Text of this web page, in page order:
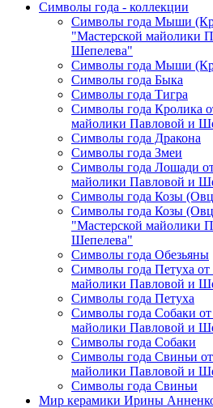
Символы года - коллекции
Символы года Мыши
"Мастерской майолики
Шепелева"
Символы года Мыши
Символы года Быка
Символы года Тигра
Символы года Кролика
майолики Павловой и
Символы года Дракона
Символы года Змеи
Символы года Лошади
майолики Павловой и
Символы года Козы
Символы года Козы
"Мастерской майолики
Шепелева"
Символы года Обезьяны
Символы года Петуха от
майолики Павловой и
Символы года Петуха
Символы года Собаки
майолики Павловой и
Символы года Собаки
Символы года Свиньи
майолики Павловой и
Символы года Свиньи
Мир керамики Ирины